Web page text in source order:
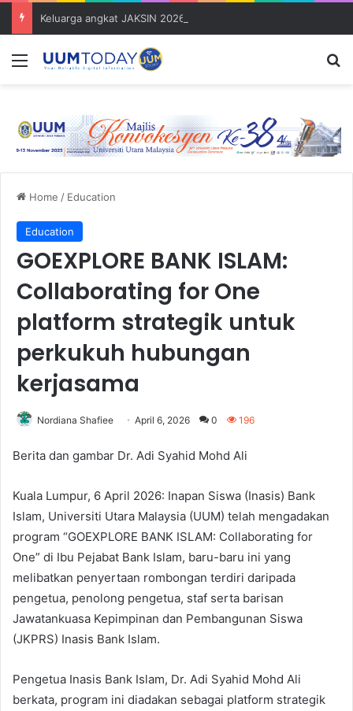
Menu
Home / Education
Education
GOEXPLORE BANK ISLAM:
Collaborating for One
platform strategik untuk
perkukuh hubungan
kerjasama
Nordiana Shafiee April 6, 2026 0 196
Berita dan gambar Dr. Adi Syahid Mohd Ali
Kuala Lumpur, 6 April 2026: Inapan Siswa (Inasis) Bank
Islam, Universiti Utara Malaysia (UUM) telah mengadakan
program “GOEXPLORE BANK ISLAM: Collaborating for
One” di Ibu Pejabat Bank Islam, baru-baru ini yang
melibatkan penyertaan rombongan terdiri daripada
pengetua, penolong pengetua, staf serta barisan
Jawatankuasa Kepimpinan dan Pembangunan Siswa
(JKPRS) Inasis Bank Islam.
Pengetua Inasis Bank Islam, Dr. Adi Syahid Mohd Ali
berkata, program ini diadakan sebagai platform strategik